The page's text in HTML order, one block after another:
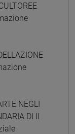
NEGLI
DI II